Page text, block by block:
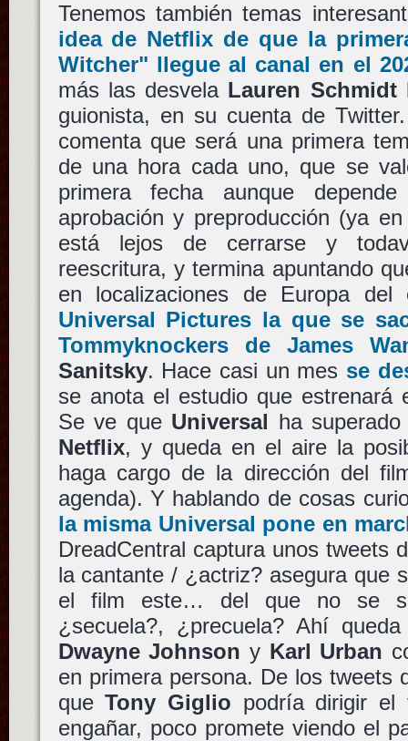
Tenemos también temas
idea de Netflix de que la
Witcher" llegue al canal en el
más las desvela Lauren Schmidt
guionista, en su cuenta de
comenta que será una primera
de una hora cada uno, que se
primera fecha aunque
aprobación y preproducción (ya
está lejos de cerrarse y
reescritura, y termina apuntando
en localizaciones de Europa del
Universal Pictures la que se
Tommyknockersde James
Sanitsky. Hace casi un mes se
se anota el estudio que estrenará
Se ve que Universal ha
Netflix, y queda en el aire la
haga cargo de la dirección del
agenda). Y hablando de cosas
la misma Universal pone en
DreadCentral captura unos tweets
la cantante / ¿actriz? asegura que
el film este… del que no se
¿secuela?, ¿precuela? Ahí
Dwayne Johnson y Karl Urban
en primera persona. De los tweets
queTony Giglio podría dirigir
engañar, poco promete viendo el